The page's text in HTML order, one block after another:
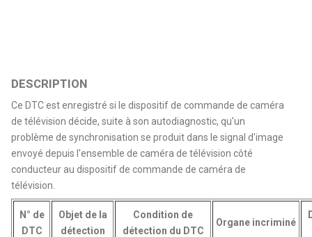
DESCRIPTION
Ce DTC est enregistré si le dispositif de commande de caméra
de télévision décide, suite à son autodiagnostic, qu'un
problème de synchronisation se produit dans le signal d'image
envoyé depuis l'ensemble de caméra de télévision côté
conducteur au dispositif de commande de caméra de
télévision.
N° de
DTC
Objet de la
détection
Condition de
détection du DTC
Organe incriminé